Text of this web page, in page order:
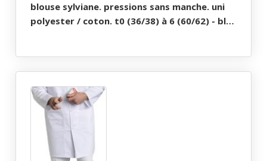
blouse sylviane. pressions sans manche. uni
polyester / coton. t0 (36/38) à 6 (60/62) - bleu